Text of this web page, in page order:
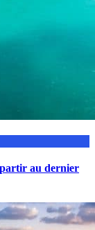
partir au dernier